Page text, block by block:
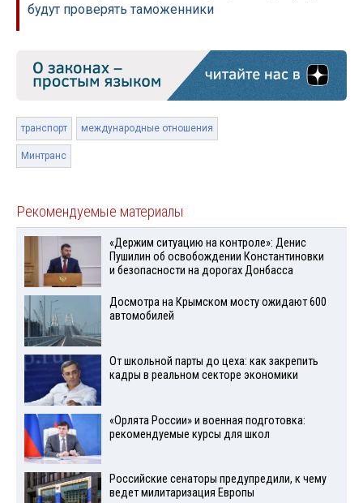
будут проверять таможенники
транспорт международные отношения
Минтранс
Рекомендуемые материалы
«Держим ситуацию на контроле»: Денис
Пушилин об освобождении Константиновки
и безопасности на дорогах Донбасса
Досмотра на Крымском мосту ожидают 600
автомобилей
От школьной парты до цеха: как закрепить
кадры в реальном секторе экономики
«Орлята России» и военная подготовка:
рекомендуемые курсы для школ
Российские сенаторы предупредили, к чему
ведет милитаризация Европы